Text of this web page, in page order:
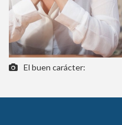
El buen carácter: